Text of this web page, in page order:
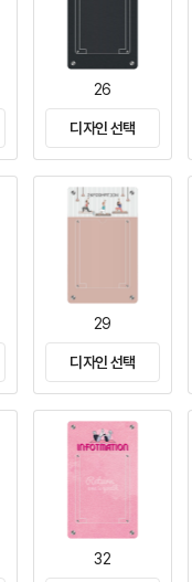
26
디자인 선택
29
디자인 선택
32